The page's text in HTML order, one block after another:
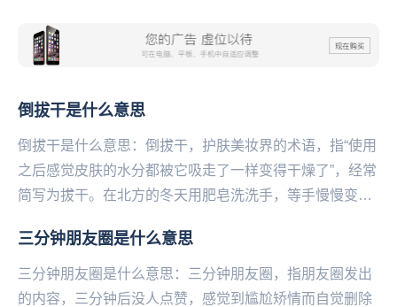
倒拔干是什么意思
倒拔干是什么意思：倒拔干，护肤美妆界的术语，指“使用
之后感觉皮肤的水分都被它吸走了一样变得干燥了”，经常
简写为拔干。在北方的冬天用肥皂洗洗手，等手慢慢变干
三分钟朋友圈是什么意思
三分钟朋友圈是什么意思：三分钟朋友圈，指‌‌‌‌‌‌‌‌朋友圈发出
的内容，三分钟后没人点赞，感觉到尴尬矫情而自觉删除